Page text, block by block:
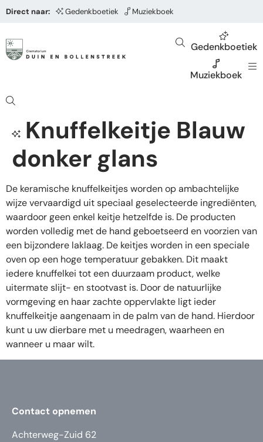
Direct naar: Gedenkboetiek Muziekboek
Gedenkboetiek
Muziekboek
Knuffelkeitje Blauw
donker glans
De keramische knuffelkeitjes worden op ambachtelijke
wijze vervaardigd uit speciaal geselecteerde ingrediënten,
waardoor geen enkel keitje hetzelfde is. De producten
worden volledig met de hand geboetseerd en voorzien van
een bijzondere laklaag. De keitjes worden in een speciale
oven op een hoge temperatuur gebakken. Dit maakt
iedere knuffelkei tot een duurzaam product, welke
uitermate slijt- en stootvast is. Door de natuurlijke
vormgeving en haar zachte oppervlakte ligt ieder
knuffelkeitje aangenaam in de palm van de hand. Hierdoor
kunt u uw dierbare met u meedragen, waarheen en
wanneer u maar wilt.
Contact opnemen
Achterweg-Zuid 62